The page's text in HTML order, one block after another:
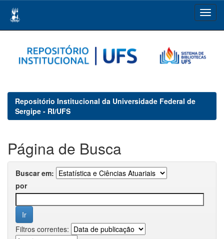
navigation
Repositório Institucional da Universidade Federal de
Sergipe - RI/UFS
Página de Busca
Buscar em:
por
Filtros correntes: